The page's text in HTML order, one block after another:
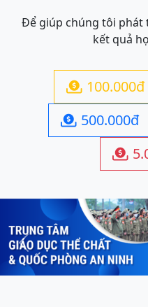
Để giúp chúng tôi phát
kết quả
 100.000đ
 500.000đ

Previous